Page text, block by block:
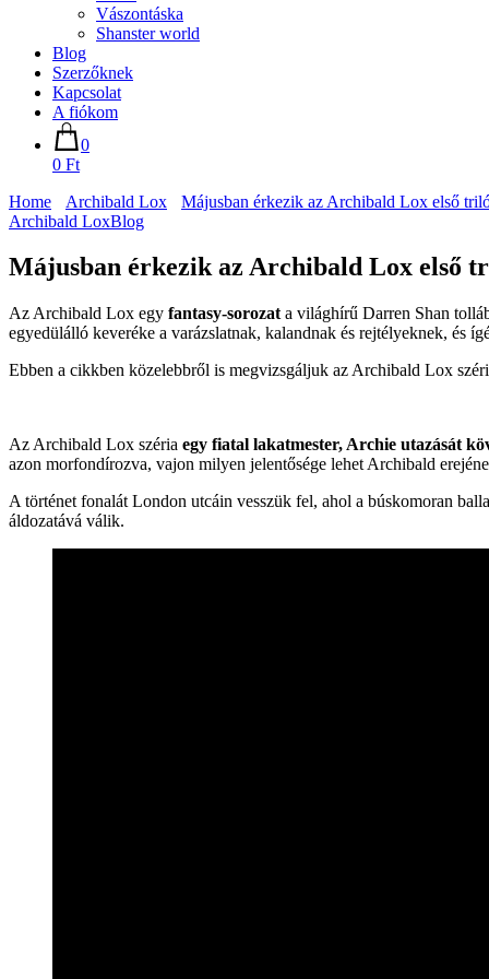
Vászontáska
Shanster world
Blog
Szerzőknek
Kapcsolat
A fiókom
0
0 Ft
Home
Archibald Lox
Májusban érkezik az Archibald Lox első
Archibald LoxBlog
Májusban érkezik az Archibald Lox első
Az Archibald Lox egy fantasy-sorozat a világhírű Darren Shan
egyedülálló keveréke a varázslatnak, kalandnak és rejtélyeknek, és
Ebben a cikkben közelebbről is megvizsgáljuk az Archibald Lox
Az Archibald Lox széria egy fiatal lakatmester, Archie utazását
azon morfondírozva, vajon milyen jelentősége lehet Archibald
A történet fonalát London utcáin vesszük fel, ahol a búskomoran
áldozatává válik.